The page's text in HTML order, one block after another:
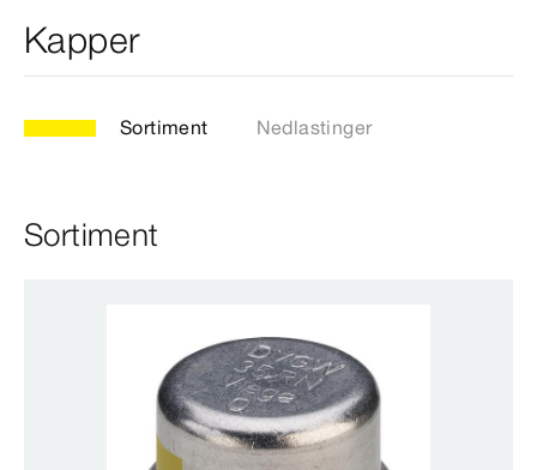
Kapper
Sortiment Nedlastinger
Sortiment